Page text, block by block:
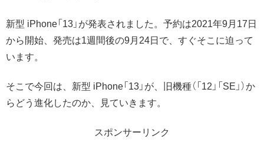
新型 iPhone「13」が発表されました。予約は2021年9月17日
から開始、発売は1週間後の9月24日で、すぐそこに迫って
います。
そこで今回は、新型 iPhone「13」が、旧機種（「12」「SE」）か
らどう進化したのか、見ていきます。
スポンサーリンク